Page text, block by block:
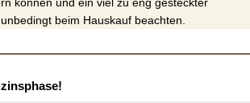
beim Hauskauf beachten.